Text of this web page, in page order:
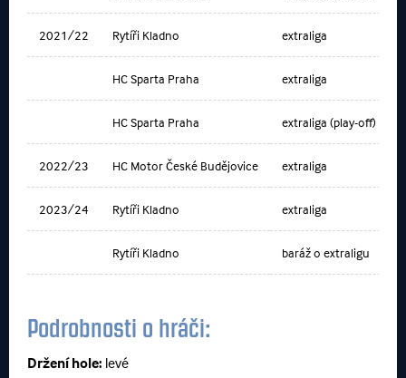
2021/22 Rytíři Kladno extraliga
HC Sparta Praha extraliga
HC Sparta Praha extraliga (play-off)
2022/23 HC Motor České Budějovice extraliga
2023/24 Rytíři Kladno extraliga
Rytíři Kladno baráž o extraligu
Podrobnosti o hráči:
Držení hole: levé